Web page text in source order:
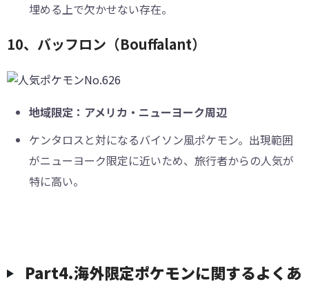
埋める上で欠かせない存在。
10、バッフロン（Bouffalant）
地域限定：アメリカ・ニューヨーク周辺
ケンタロスと対になるバイソン風ポケモン。出現範囲
がニューヨーク限定に近いため、旅行者からの人気が
特に高い。
Part4.海外限定ポケモンに関するよくあ